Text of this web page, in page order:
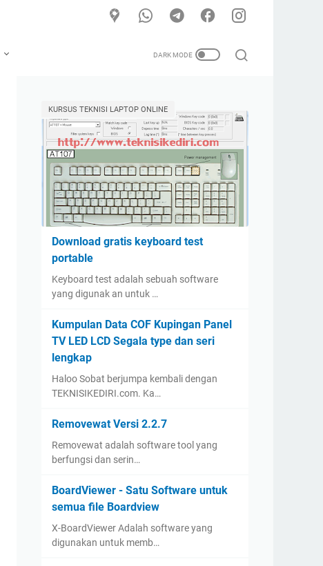
KURSUS TEKNISI LAPTOP ONLINE
Download gratis keyboard test
portable
Keyboard test adalah sebuah software
yang digunak an untuk …
Kumpulan Data COF Kupingan Panel
TV LED LCD Segala type dan seri
lengkap
Haloo Sobat berjumpa kembali dengan
TEKNISIKEDIRI.com. Ka…
Removewat Versi 2.2.7
Removewat adalah software tool yang
berfungsi dan serin…
BoardViewer - Satu Software untuk
semua file Boardview
X-BoardViewer Adalah software yang
digunakan untuk memb…